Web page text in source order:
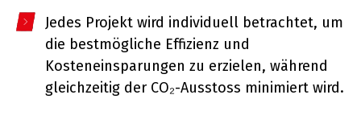
Jedes Projekt wird individuell betrachtet, um
die bestmögliche Effizienz und
Kosteneinsparungen zu erzielen, während
gleichzeitig der CO₂-Ausstoss minimiert wird.